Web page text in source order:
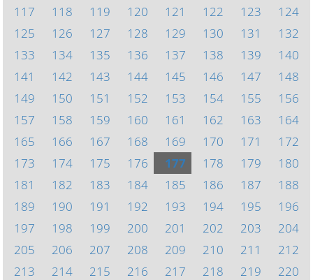
117
118 119 120 121 122 123
124
125
126 127 128 129 130 131
132
133
134 135 136 137 138 139
140
141
142 143 144 145 146 147
148
149
150 151 152 153 154 155
156
157
158 159 160 161 162 163
164
165
166 167 168 169 170 171
172
173
174 175 176 177 178 179
180
181
182 183 184 185 186 187
188
189
190 191 192 193 194 195
196
197
198 199 200 201 202 203
204
205
206 207 208 209 210 211
212
213
214 215 216 217 218 219
220